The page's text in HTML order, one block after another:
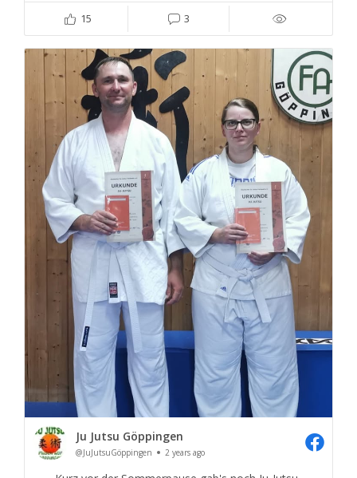
15 3
Ju Jutsu Göppingen
@JuJutsuGöppingen 2 years ago